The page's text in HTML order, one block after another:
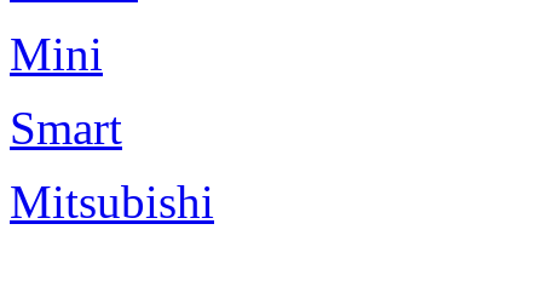
Mini
Smart
Mitsubishi